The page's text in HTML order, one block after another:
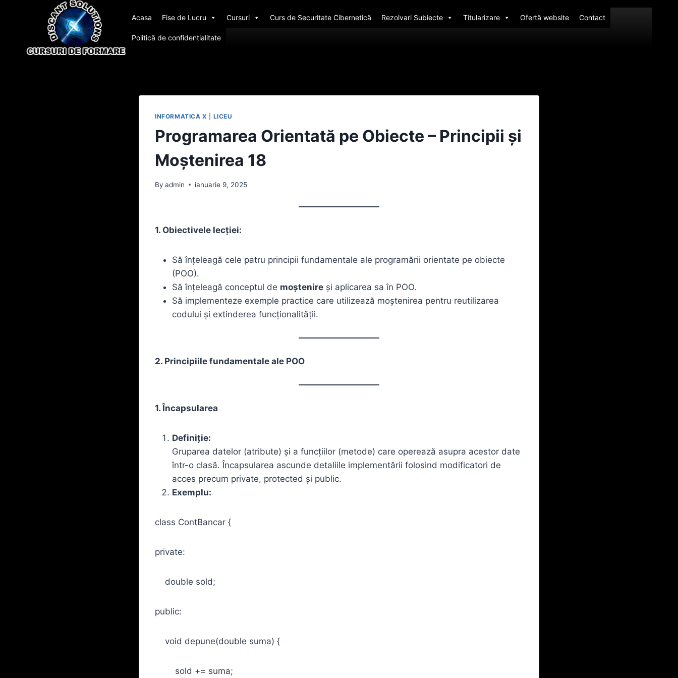
Acasa Fise de Lucru Cursuri Curs de Securitate Cibernetică Rezolvari Subiecte Titularizare Ofertă website Contact
Politică de confidențialitate
INFORMATICA X LICEU
Programarea Orientată pe Obiecte – Principii și
Moștenirea 18
By admin ianuarie 9, 2025
1. Obiectivele lecției:
Să înțeleagă cele patru principii fundamentale ale programării orientate pe obiecte
(POO).
Să înțeleagă conceptul de moștenire și aplicarea sa în POO.
Să implementeze exemple practice care utilizează moștenirea pentru reutilizarea
codului și extinderea funcționalității.
2. Principiile fundamentale ale POO
1. Încapsularea
Definiție:
Gruparea datelor (atribute) și a funcțiilor (metode) care operează asupra acestor date
într-o clasă. Încapsularea ascunde detaliile implementării folosind modificatori de
acces precum private, protected și public.
Exemplu:
class ContBancar {
private:
double sold;
public:
void depune(double suma) {
sold += suma;